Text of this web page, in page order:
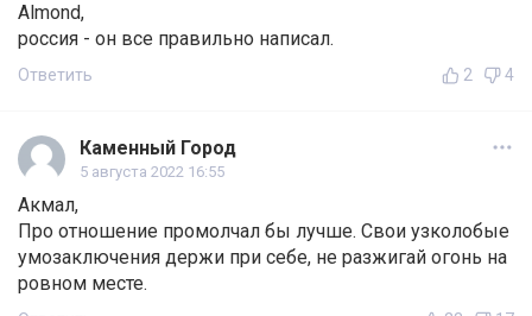
Almond,
россия - он все правильно написал.
Ответить 2 4
Каменный Город
5 августа 2022 16:55
Акмал,
Про отношение промолчал бы лучше. Свои узколобые
умозаключения держи при себе, не разжигай огонь на
ровном месте.